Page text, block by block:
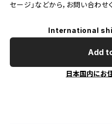
セージ」などから，お問い合わせ
International
Add
日本国内にお